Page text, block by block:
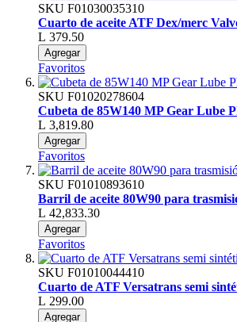
SKU F01030035310
Cuarto de aceite ATF Dex/merc
L 379.50
Agregar
Favoritos
SKU F01020278604
Cubeta de 85W140 MP Gear Lube
L 3,819.80
Agregar
Favoritos
SKU F01010893610
Barril de aceite 80W90 para
L 42,833.30
Agregar
Favoritos
SKU F01010044410
Cuarto de ATF Versatrans semi
L 299.00
Agregar